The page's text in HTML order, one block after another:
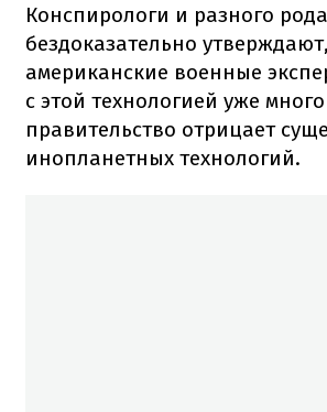
Конспирологи и разного
бездоказательно
американские военные
с этой технологией уже
правительство отрицает
инопланетных технологий.